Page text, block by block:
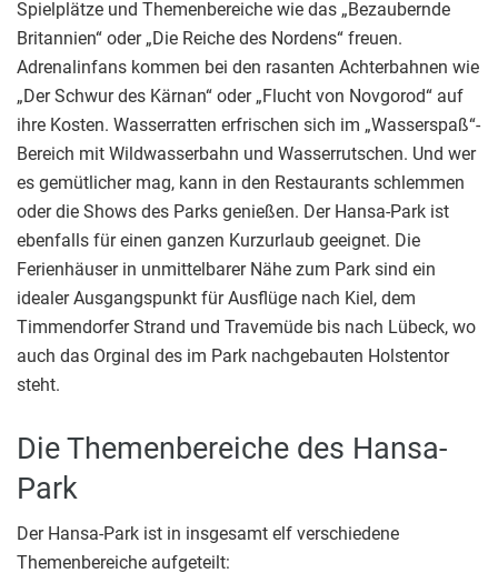
Spielplätze und Themenbereiche wie das „Bezaubernde
Britannien“ oder „Die Reiche des Nordens“ freuen.
Adrenalinfans kommen bei den rasanten Achterbahnen wie
„Der Schwur des Kärnan“ oder „Flucht von Novgorod“ auf
ihre Kosten. Wasserratten erfrischen sich im „Wasserspaß“-
Bereich mit Wildwasserbahn und Wasserrutschen. Und wer
es gemütlicher mag, kann in den Restaurants schlemmen
oder die Shows des Parks genießen. Der Hansa-Park ist
ebenfalls für einen ganzen Kurzurlaub geeignet. Die
Ferienhäuser in unmittelbarer Nähe zum Park sind ein
idealer Ausgangspunkt für Ausflüge nach Kiel, dem
Timmendorfer Strand und Travemüde bis nach Lübeck, wo
auch das Orginal des im Park nachgebauten Holstentor
steht.
Die Themenbereiche des Hansa-
Park
Der Hansa-Park ist in insgesamt elf verschiedene
Themenbereiche aufgeteilt: